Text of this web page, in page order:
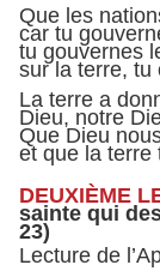
Que les
car tu
tu gouvernes
sur la terre, tu
La terre a
Dieu, notre
Que Dieu
et que la terre
DEUXIÈME
sainte qui
23)
Lecture de